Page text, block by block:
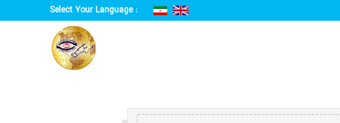
Select Your Language :